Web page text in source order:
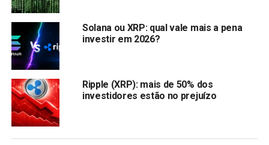
Copy
Link
WhatsApp
TÓPICOS RELACIONADOS:
PRÓXIMA:
Top 8 criptomoedas para investir e lucrar 100%
NÃO PERCA:
Cardano conclui com sucesso o Hard Fork Vasil
Solana ou XRP: qual vale mais a pena
investir em 2026?
Ripple (XRP): mais de 50% dos
investidores estão no prejuízo